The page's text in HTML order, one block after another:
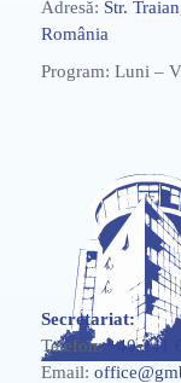
Adresă: Str.
România
Program: Luni –
Secretariat:
Telefon:+40 241
Email: